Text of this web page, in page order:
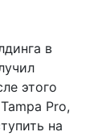
в
этого
Pro,
на